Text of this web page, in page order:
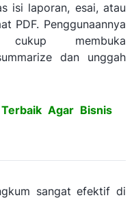
isi laporan, esai, atau
PDF. Penggunaannya
membuka
dan unggah
Agar Bisnis
sangat efektif di